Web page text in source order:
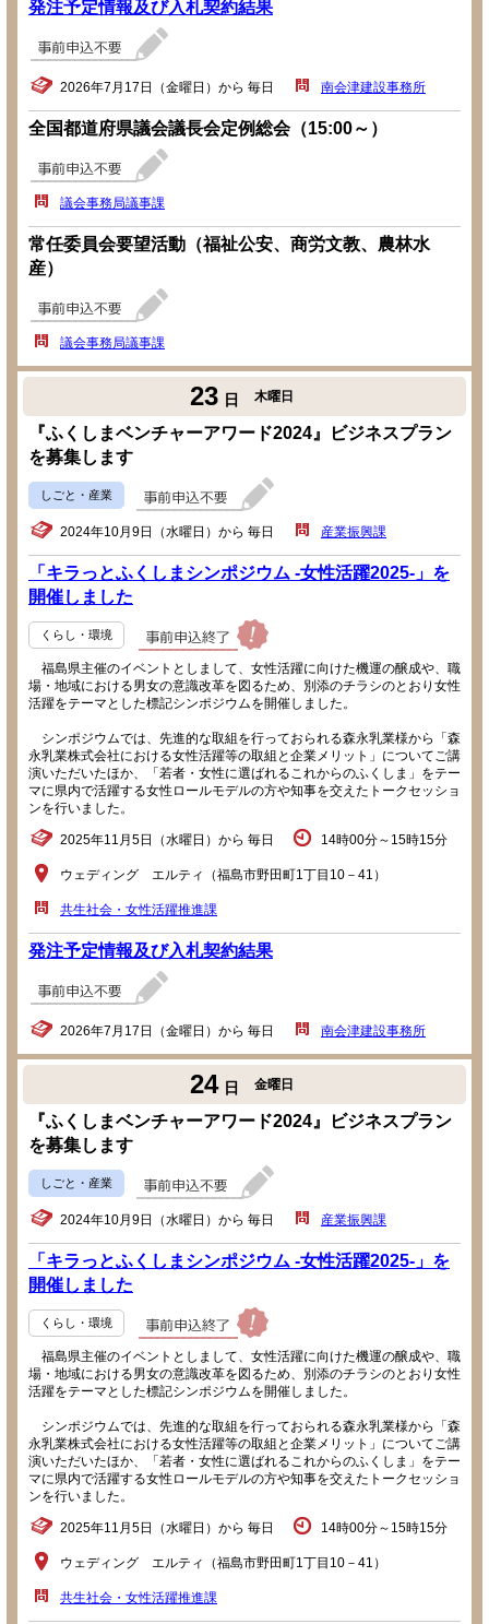
発注予定情報及び入札契約結果
2026年7月17日（金曜日）から 毎日 南会津建設事務所
全国都道府県議会議長会定例総会（15:00～）
議会事務局議事課
常任委員会要望活動（福祉公安、商労文教、農林水
産）
議会事務局議事課
23 日 木曜日
『ふくしまベンチャーアワード2024』ビジネスプラン
を募集します
しごと・産業
2024年10月9日（水曜日）から 毎日 産業振興課
「キラっとふくしまシンポジウム -女性活躍2025-」を
開催しました
くらし・環境
福島県主催のイベントとしまして、女性活躍に向けた機運の醸成や、職
場・地域における男女の意識改革を図るため、別添のチラシのとおり女性
活躍をテーマとした標記シンポジウムを開催しました。
シンポジウムでは、先進的な取組を行っておられる森永乳業様から「森
永乳業株式会社における女性活躍等の取組と企業メリット」についてご講
演いただいたほか、「若者・女性に選ばれるこれからのふくしま」をテー
マに県内で活躍する女性ロールモデルの方や知事を交えたトークセッショ
ンを行いました。
2025年11月5日（水曜日）から 毎日 14時00分～15時15分
ウェディング エルティ（福島市野田町1丁目10－41）
共生社会・女性活躍推進課
発注予定情報及び入札契約結果
2026年7月17日（金曜日）から 毎日 南会津建設事務所
24 日 金曜日
『ふくしまベンチャーアワード2024』ビジネスプラン
を募集します
しごと・産業
2024年10月9日（水曜日）から 毎日 産業振興課
「キラっとふくしまシンポジウム -女性活躍2025-」を
開催しました
くらし・環境
福島県主催のイベントとしまして、女性活躍に向けた機運の醸成や、職
場・地域における男女の意識改革を図るため、別添のチラシのとおり女性
活躍をテーマとした標記シンポジウムを開催しました。
シンポジウムでは、先進的な取組を行っておられる森永乳業様から「森
永乳業株式会社における女性活躍等の取組と企業メリット」についてご講
演いただいたほか、「若者・女性に選ばれるこれからのふくしま」をテー
マに県内で活躍する女性ロールモデルの方や知事を交えたトークセッショ
ンを行いました。
2025年11月5日（水曜日）から 毎日 14時00分～15時15分
ウェディング エルティ（福島市野田町1丁目10－41）
共生社会・女性活躍推進課